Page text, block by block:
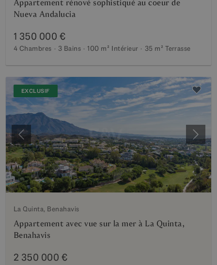
Appartement rénové sophistiqué au coeur de
Nueva Andalucia
1 350 000 €
4 Chambres 3 Bains 100 m² Intérieur 35 m² Terrasse
EXCLUSIF
Précédent
La Quinta, Benahavis
Appartement avec vue sur la mer à La Quinta,
Benahavis
2 350 000 €